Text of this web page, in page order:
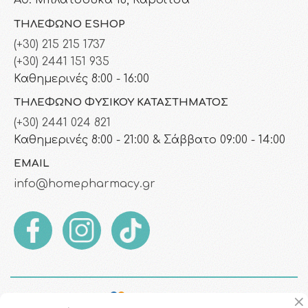
ΤΗΛΈΦΩΝΟ ESHOP
(+30) 215 215 1737
(+30) 2441 151 935
Καθημερινές 8:00 - 16:00
ΤΗΛΈΦΩΝΟ ΦΥΣΙΚΟΎ ΚΑΤΑΣΤΉΜΑΤΟΣ
(+30) 2441 024 821
Καθημερινές 8:00 - 21:00 & Σάββατο 09:00 - 14:00
EMAIL
info@homepharmacy.gr